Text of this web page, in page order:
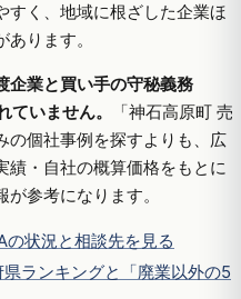
すく、地域に根ざした企業ほ
ります。
企業と買い手の守秘義務
ていません。
「神石高原町 売
の個社事例を探すよりも、広
績・自社の概算価格をもとに
参考になります。
状況と相談先を見る
ランキングと「廃業以外の5